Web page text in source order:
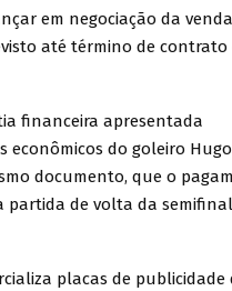
em negociação da
até término de contrato
financeira apresentada
econômicos do goleiro
documento, que o
partida de volta da
placas de publicidade